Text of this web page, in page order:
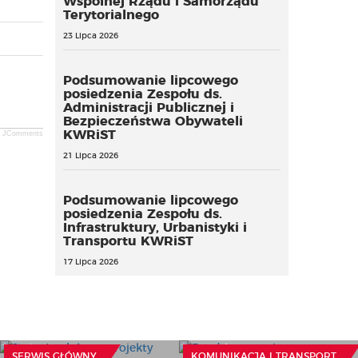
JComments
Terytorialnego
23 Lipca 2026
Podsumowanie lipcowego
posiedzenia Zespołu ds.
Administracji Publicznej i
Bezpieczeństwa Obywateli
KWRiST
21 Lipca 2026
Podsumowanie lipcowego
posiedzenia Zespołu ds.
Infrastruktury, Urbanistyki i
Transportu KWRiST
17 Lipca 2026
kulturowego. Do